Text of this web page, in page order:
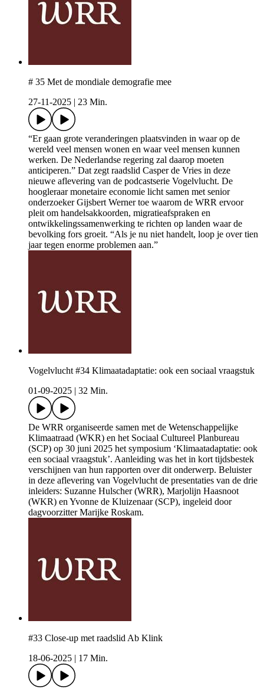
# 35 Met de mondiale demografie mee
27-11-2025
23 Min.
“Er gaan grote veranderingen plaatsvinden in waar op de
wereld veel mensen wonen en waar veel mensen kunnen
werken. De Nederlandse regering zal daarop moeten
anticiperen.” Dat zegt raadslid Casper de Vries in deze
nieuwe aflevering van de podcastserie Vogelvlucht. De
hoogleraar monetaire economie licht samen met senior
onderzoeker Gijsbert Werner toe waarom de WRR ervoor
pleit om handelsakkoorden, migratieafspraken en
ontwikkelingssamenwerking te richten op landen waar de
bevolking fors groeit. “Als je nu niet handelt, loop je over tien
jaar tegen enorme problemen aan.”
Vogelvlucht #34 Klimaatadaptatie: ook een sociaal vraagstuk
01-09-2025
32 Min.
De WRR organiseerde samen met de Wetenschappelijke
Klimaatraad (WKR) en het Sociaal Cultureel Planbureau
(SCP) op 30 juni 2025 het symposium ‘Klimaatadaptatie: ook
een sociaal vraagstuk’. Aanleiding was het in kort tijdsbestek
verschijnen van hun rapporten over dit onderwerp. Beluister
in deze aflevering van Vogelvlucht de presentaties van de drie
inleiders: Suzanne Hulscher (WRR), Marjolijn Haasnoot
(WKR) en Yvonne de Kluizenaar (SCP), ingeleid door
dagvoorzitter Marijke Roskam.
#33 Close-up met raadslid Ab Klink
18-06-2025
17 Min.